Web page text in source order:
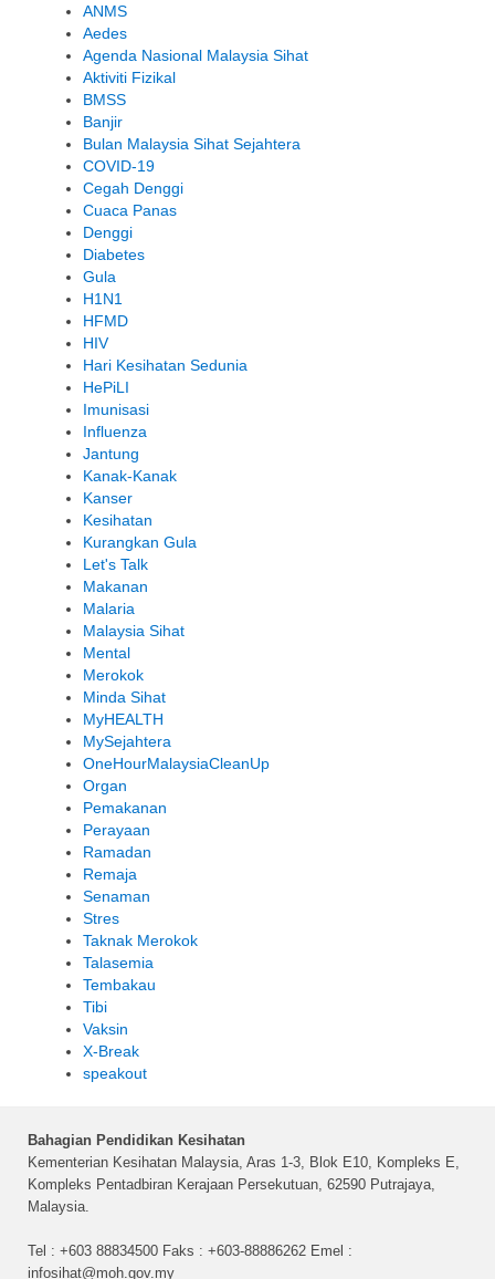
ANMS
Aedes
Agenda Nasional Malaysia Sihat
Aktiviti Fizikal
BMSS
Banjir
Bulan Malaysia Sihat Sejahtera
COVID-19
Cegah Denggi
Cuaca Panas
Denggi
Diabetes
Gula
H1N1
HFMD
HIV
Hari Kesihatan Sedunia
HePiLI
Imunisasi
Influenza
Jantung
Kanak-Kanak
Kanser
Kesihatan
Kurangkan Gula
Let's Talk
Makanan
Malaria
Malaysia Sihat
Mental
Merokok
Minda Sihat
MyHEALTH
MySejahtera
OneHourMalaysiaCleanUp
Organ
Pemakanan
Perayaan
Ramadan
Remaja
Senaman
Stres
Taknak Merokok
Talasemia
Tembakau
Tibi
Vaksin
X-Break
speakout
Bahagian Pendidikan Kesihatan
Kementerian Kesihatan Malaysia, Aras 1-3, Blok E10, Kompleks E,
Kompleks Pentadbiran Kerajaan Persekutuan, 62590 Putrajaya,
Malaysia.
Tel : +603 88834500 Faks : +603-88886262 Emel :
infosihat@moh.gov.my